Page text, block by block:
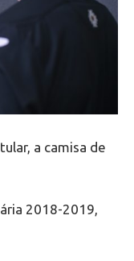
a camisa de
2018-2019,